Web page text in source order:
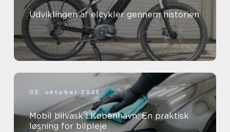
Udviklingen af elcykler gennem historien
03. oktober 2025
Mobil bilvask i København: En praktisk
løsning for bilpleje